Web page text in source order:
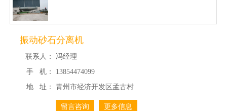
振动砂石分离机
联系人：
冯经理
手 机：
13854474099
地 址：
青州市经济开发区孟古村
留言咨询 更多信息